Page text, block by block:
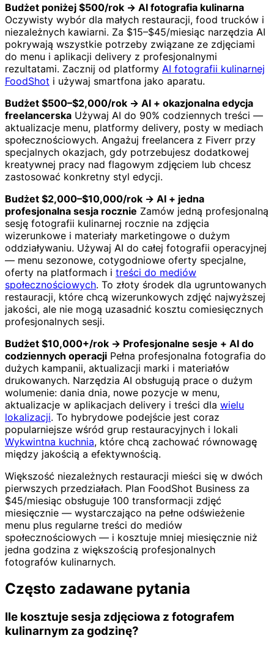
Budżet poniżej $500/rok → AI fotografia kulinarna
Oczywisty wybór dla małych restauracji, food trucków i
niezależnych kawiarni. Za $15–$45/miesiąc narzędzia AI
pokrywają wszystkie potrzeby związane ze zdjęciami
do menu i aplikacji delivery z profesjonalnymi
rezultatami. Zacznij od platformy AI fotografii kulinarnej
FoodShot i używaj smartfona jako aparatu.
Budżet $500–$2,000/rok → AI + okazjonalna edycja
freelancerska Używaj AI do 90% codziennych treści —
aktualizacje menu, platformy delivery, posty w mediach
społecznościowych. Angażuj freelancera z Fiverr przy
specjalnych okazjach, gdy potrzebujesz dodatkowej
kreatywnej pracy nad flagowym zdjęciem lub chcesz
zastosować konkretny styl edycji.
Budżet $2,000–$10,000/rok → AI + jedna
profesjonalna sesja rocznie Zamów jedną profesjonalną
sesję fotografii kulinarnej rocznie na zdjęcia
wizerunkowe i materiały marketingowe o dużym
oddziaływaniu. Używaj AI do całej fotografii operacyjnej
— menu sezonowe, cotygodniowe oferty specjalne,
oferty na platformach i treści do mediów
społecznościowych. To złoty środek dla ugruntowanych
restauracji, które chcą wizerunkowych zdjęć najwyższej
jakości, ale nie mogą uzasadnić kosztu comiesięcznych
profesjonalnych sesji.
Budżet $10,000+/rok → Profesjonalne sesje + AI do
codziennych operacji Pełna profesjonalna fotografia do
dużych kampanii, aktualizacji marki i materiałów
drukowanych. Narzędzia AI obsługują prace o dużym
wolumenie: dania dnia, nowe pozycje w menu,
aktualizacje w aplikacjach delivery i treści dla wielu
lokalizacji. To hybrydowe podejście jest coraz
popularniejsze wśród grup restauracyjnych i lokali
Wykwintna kuchnia, które chcą zachować równowagę
między jakością a efektywnością.
Większość niezależnych restauracji mieści się w dwóch
pierwszych przedziałach. Plan FoodShot Business za
$45/miesiąc obsługuje 100 transformacji zdjęć
miesięcznie — wystarczająco na pełne odświeżenie
menu plus regularne treści do mediów
społecznościowych — i kosztuje mniej miesięcznie niż
jedna godzina z większością profesjonalnych
fotografów kulinarnych.
Często zadawane pytania
Ile kosztuje sesja zdjęciowa z fotografem
kulinarnym za godzinę?